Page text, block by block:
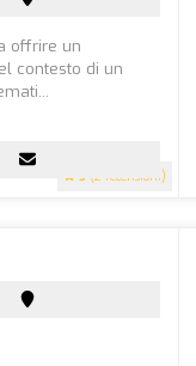
5 (2 recensioni)
offrire un
contesto di un